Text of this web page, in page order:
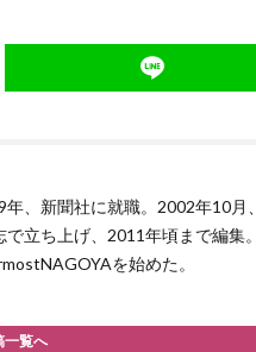
、新聞社に就職。2002年10月、
立ち上げ、2011年頃まで編集。
を始めた。
一覧へ